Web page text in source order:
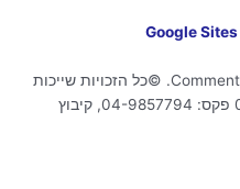
חטיבה עלינה. תת-דפים (1): צוות. Comments. ©כל הזכויות שייכות
לבית חינוך “אופק” טל: 04-9857755 פקס: 04-9857794, קיבוץ